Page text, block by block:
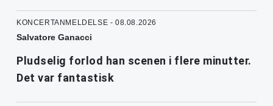
KONCERTANMELDELSE - 08.08.2026
Salvatore Ganacci
Pludselig forlod han scenen i flere minutter.
Det var fantastisk